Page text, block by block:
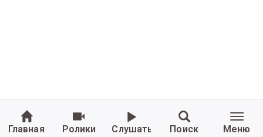
Главная Ролики Слушать Поиск Меню